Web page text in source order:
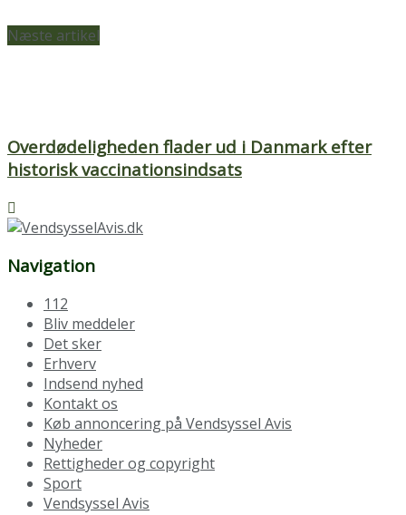
Næste artikel
Overdødeligheden flader ud i Danmark efter
historisk vaccinationsindsats
Navigation
112
Bliv meddeler
Det sker
Erhverv
Indsend nyhed
Kontakt os
Køb annoncering på Vendsyssel Avis
Nyheder
Rettigheder og copyright
Sport
Vendsyssel Avis